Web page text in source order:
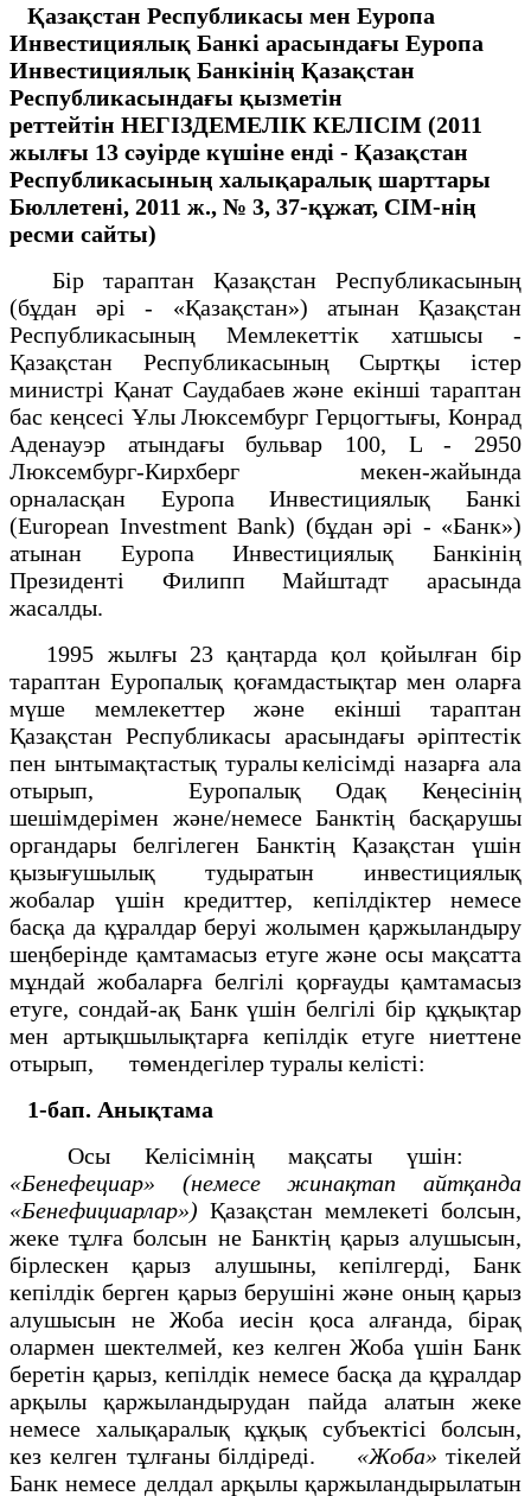
Қазақстан Республикасы мен Еуропа
Инвестициялық Банкі арасындағы Еуропа
Инвестициялық Банкінің Қазақстан
Республикасындағы қызметін
реттейтін НЕГІЗДЕМЕЛІК КЕЛІСІМ (2011
жылғы 13 сәуірде күшіне енді - Қазақстан
Республикасының халықаралық шарттары
Бюллетені, 2011 ж., № 3, 37-құжат, СІМ-нің
ресми сайты)
Бір тараптан Қазақстан Республикасының
(бұдан әрі - «Қазақстан») атынан Қазақстан
Республикасының Мемлекеттік хатшысы -
Қазақстан Республикасының Сыртқы істер
министрі Қанат Саудабаев және екінші тараптан
бас кеңсесі Ұлы Люксембург Герцогтығы, Конрад
Аденауэр атындағы бульвар 100, L - 2950
Люксембург-Кирхберг мекен-жайында
орналасқан Еуропа Инвестициялық Банкі
(European Investment Bank) (бұдан әрі - «Банк»)
атынан Еуропа Инвестициялық Банкінің
Президенті Филипп Майштадт арасында
жасалды.
1995 жылғы 23 қаңтарда қол қойылған бір
тараптан Еуропалық қоғамдастықтар мен оларға
мүше мемлекеттер және екінші тараптан
Қазақстан Республикасы арасындағы әріптестік
пен ынтымақтастық туралы келісімді назарға ала
отырып, Еуропалық Одақ Кеңесінің
шешімдерімен және/немесе Банктің басқарушы
органдары белгілеген Банктің Қазақстан үшін
қызығушылық тудыратын инвестициялық
жобалар үшін кредиттер, кепілдіктер немесе
басқа да құралдар беруі жолымен қаржыландыру
шеңберінде қамтамасыз етуге және осы мақсатта
мұндай жобаларға белгілі қорғауды қамтамасыз
етуге, сондай-ақ Банк үшін белгілі бір құқықтар
мен артықшылықтарға кепілдік етуге ниеттене
отырып, төмендегілер туралы келісті:
1-бап. Анықтама
Осы Келісімнің мақсаты үшін:
«Бенефециар» (немесе жинақтап айтқанда
«Бенефициарлар») Қазақстан мемлекеті болсын,
жеке тұлға болсын не Банктің қарыз алушысын,
бірлескен қарыз алушыны, кепілгерді, Банк
кепілдік берген қарыз берушіні және оның қарыз
алушысын не Жоба иесін қоса алғанда, бірақ
олармен шектелмей, кез келген Жоба үшін Банк
беретін қарыз, кепілдік немесе басқа да құралдар
арқылы қаржыландырудан пайда алатын жеке
немесе халықаралық құқық субъектісі болсын,
кез келген тұлғаны білдіреді.
«Жоба»тікелей
Банк немесе делдал арқылы қаржыландырылатын